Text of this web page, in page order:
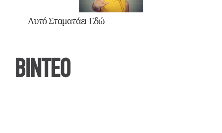
Αυτό Σταματάει Εδώ
ΒΙΝΤΕΟ